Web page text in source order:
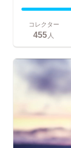
コレクター
455人